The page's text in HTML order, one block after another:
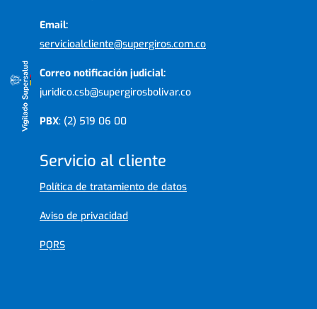
Email:
servicioalcliente@supergiros.com.co
Correo notificación judicial:
juridico.csb@supergirosbolivar.co
PBX: (2) 519 06 00
Servicio al cliente
Política de tratamiento de datos
Aviso de privacidad
PQRS